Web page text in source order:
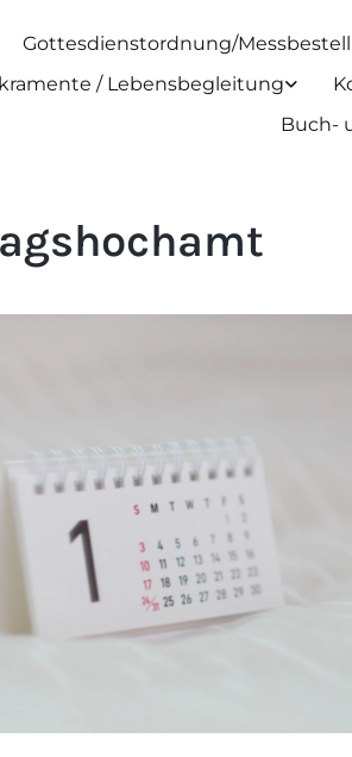
Gottesdienstordnung/
/ Lebensbegleitung
Buch-